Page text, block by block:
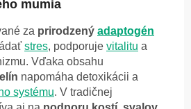
mumia
za prirodzený adaptogén
stres, podporuje vitalitu a
Vďaka obsahu
napomáha detoxikácii a
systému. V tradičnej